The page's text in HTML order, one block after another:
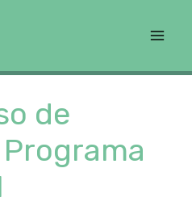
de
Programa